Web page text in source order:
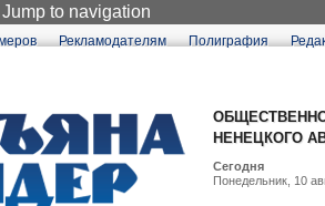
Jump to navigation
Рекламодателям Полиграфия
НЕНЕЦКОГО
Сегодня
Понедельник, 10